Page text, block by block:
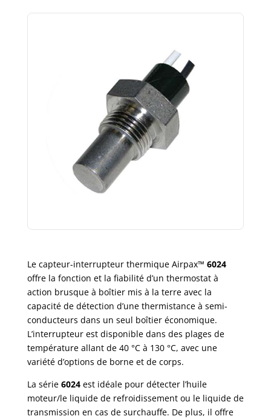
Le capteur-interrupteur thermique Airpax™ 6024
offre la fonction et la fiabilité d’un thermostat à
action brusque à boîtier mis à la terre avec la
capacité de détection d’une thermistance à semi-
conducteurs dans un seul boîtier économique.
L’interrupteur est disponible dans des plages de
température allant de 40 °C à 130 °C, avec une
variété d’options de borne et de corps.
La série 6024est idéale pour détecter l’huile
moteur/le liquide de refroidissement ou le liquide de
transmission en cas de surchauffe. De plus, il offre